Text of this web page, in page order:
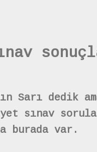
Sarı dedik
sınav
burada var.